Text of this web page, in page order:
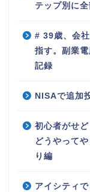
テップ別に全
# 39歳、会
指す。副業
記録
NISAで追加
初心者がせ
どうやって
り編
アイシティ